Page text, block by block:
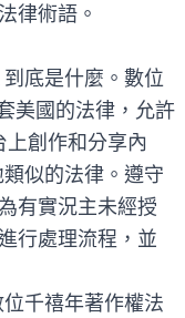
律術語。
底是什麼。數位
美國的法律，允許
創作和分享內
似的法律。遵守
有實況主未經授
行處理流程，並
位千禧年著作權法